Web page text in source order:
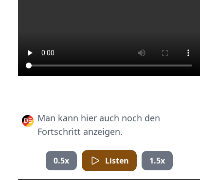
Man kann hier auch noch den
Fortschritt anzeigen.
0.5x Listen 1.5x